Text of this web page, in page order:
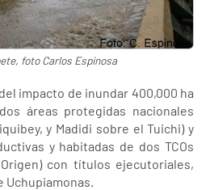
foto Carlos Espinosa
impacto de inundar 400,000 ha
áreas protegidas nacionales
y Madidi sobre el Tuichi) y
y habitadas de dos TCOs
con títulos ejecutoriales,
Uchupiamonas.